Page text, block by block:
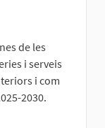
de les
i serveis
i com
2030.